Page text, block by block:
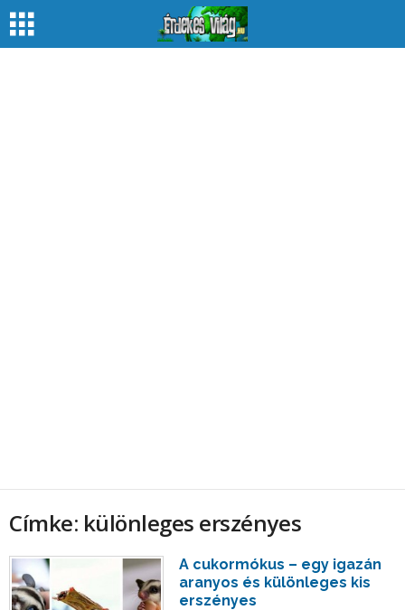
Címke: különleges erszényes
A cukormókus – egy igazán
aranyos és különleges kis
erszényes